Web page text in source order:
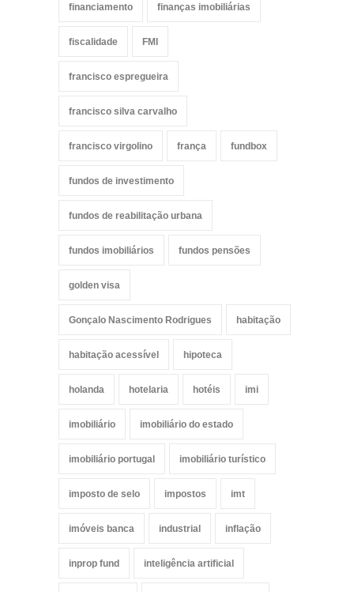
financiamento finanças imobiliárias
fiscalidade FMI
francisco espregueira
francisco silva carvalho
francisco virgolino frança fundbox
fundos de investimento
fundos de reabilitação urbana
fundos imobiliários fundos pensões
golden visa
Gonçalo Nascimento Rodrigues habitação
habitação acessível hipoteca
holanda hotelaria hotéis imi
imobiliário imobiliário do estado
imobiliário portugal imobiliário turístico
imposto de selo impostos imt
imóveis banca industrial inflação
inprop fund inteligência artificial